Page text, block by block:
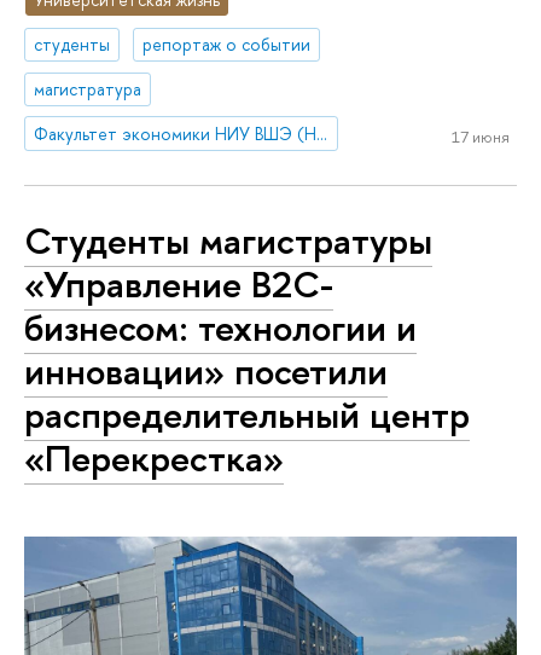
студенты
репортаж о событии
магистратура
Факультет экономики НИУ ВШЭ (Нижний Новгород)
17 июня
Студенты магистратуры
«Управление B2C-
бизнесом: технологии и
инновации» посетили
распределительный центр
«Перекрестка»